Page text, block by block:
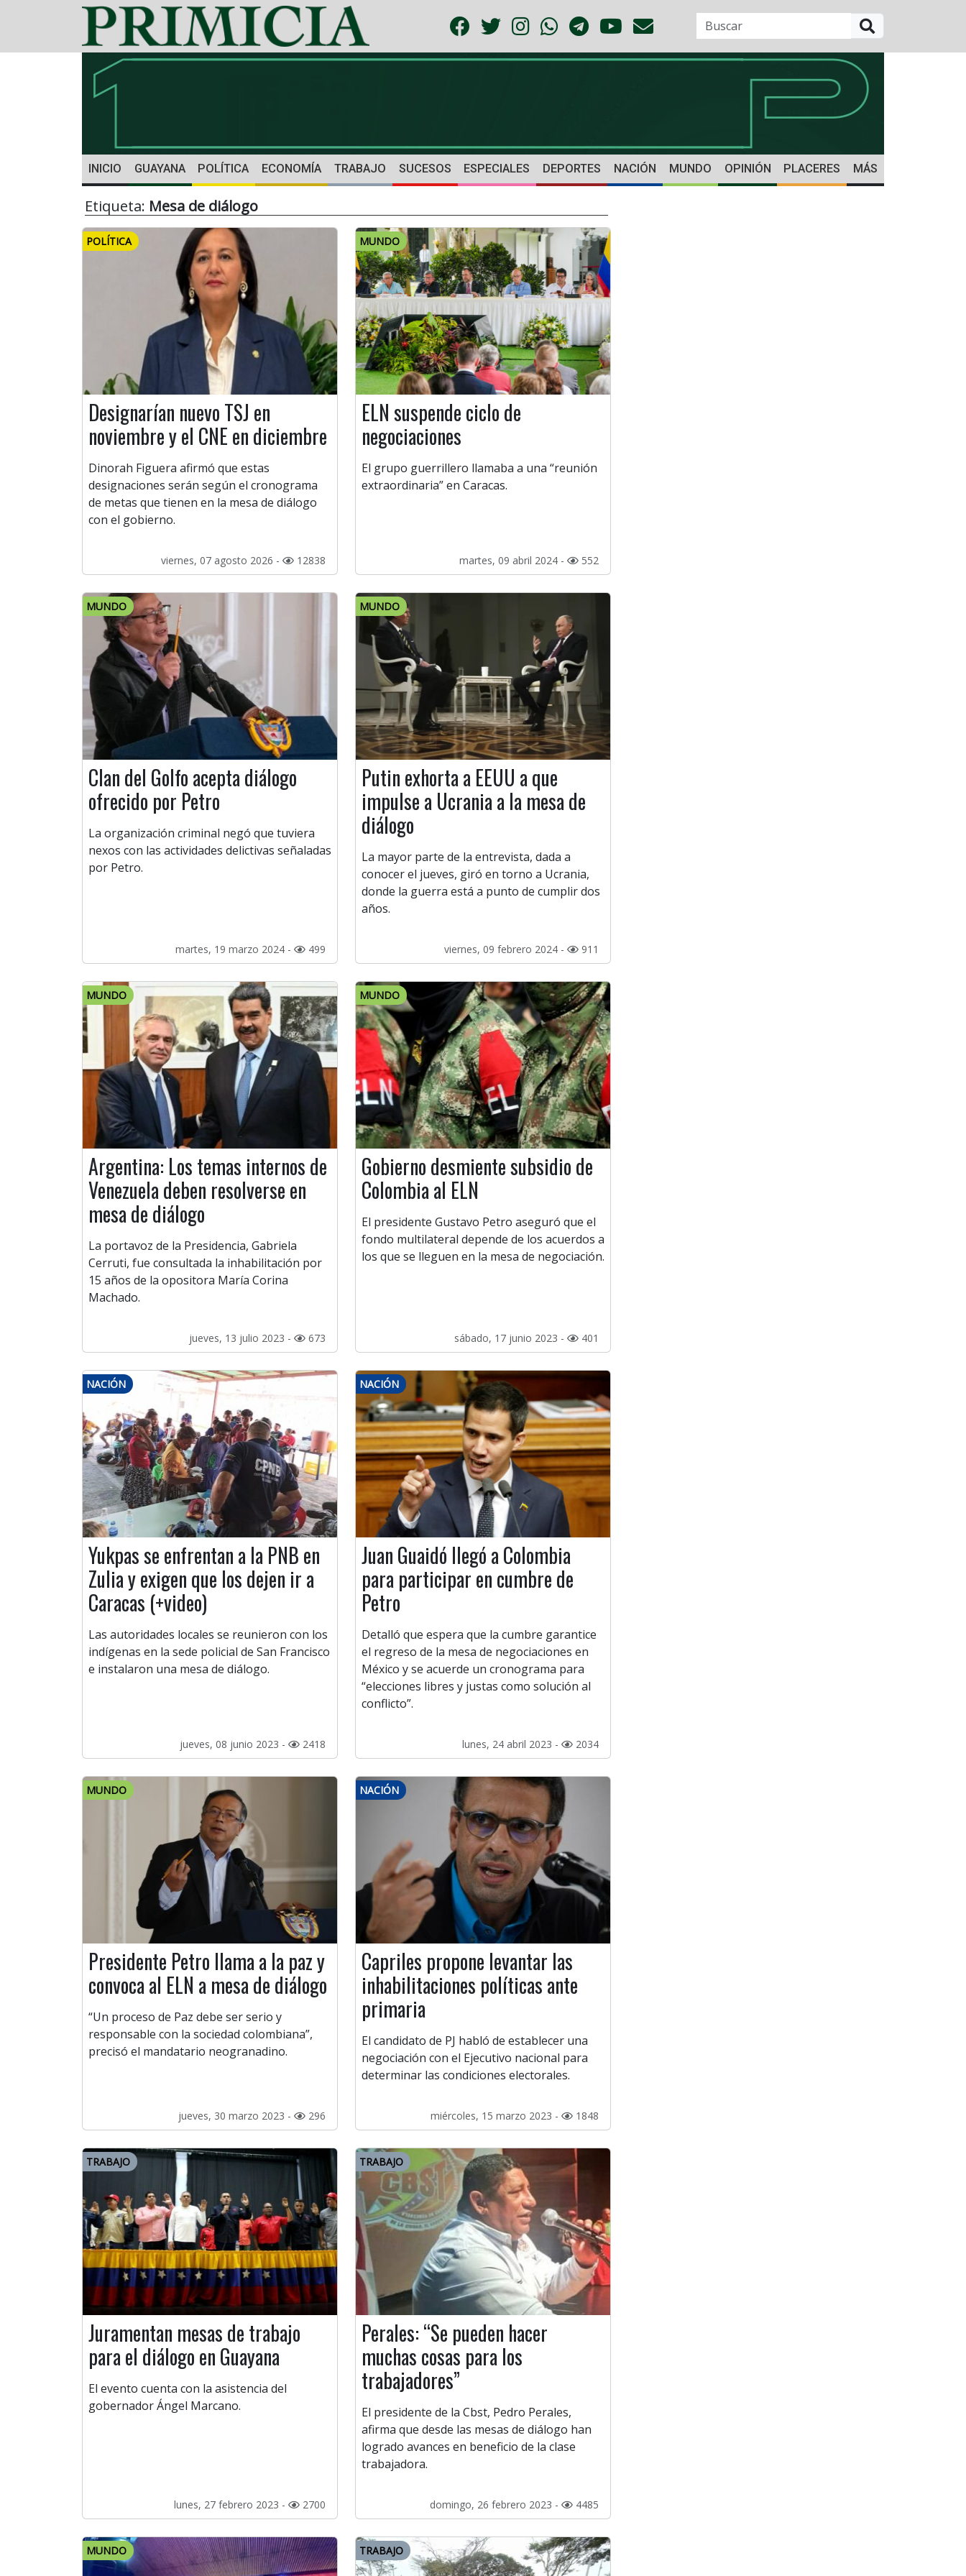
INICIO GUAYANA POLÍTICA ECONOMÍA TRABAJO SUCESOS ESPECIALES DEPORTES NACIÓN MUNDO OPINIÓN PLACERES MÁS
Etiqueta: Mesa de diálogo
POLÍTICA
Designarían nuevo TSJ en
noviembre y el CNE en diciembre
Dinorah Figuera afirmó que estas
designaciones serán según el cronograma
de metas que tienen en la mesa de diálogo
con el gobierno.
viernes, 07 agosto 2026 - 12838
MUNDO
ELN suspende ciclo de
negociaciones
El grupo guerrillero llamaba a una “reunión
extraordinaria” en Caracas.
martes, 09 abril 2024 - 552
MUNDO
Clan del Golfo acepta diálogo
ofrecido por Petro
La organización criminal negó que tuviera
nexos con las actividades delictivas señaladas
por Petro.
martes, 19 marzo 2024 - 499
MUNDO
Putin exhorta a EEUU a que
impulse a Ucrania a la mesa de
diálogo
La mayor parte de la entrevista, dada a
conocer el jueves, giró en torno a Ucrania,
donde la guerra está a punto de cumplir dos
años.
viernes, 09 febrero 2024 - 911
MUNDO
Argentina: Los temas internos de
Venezuela deben resolverse en
mesa de diálogo
La portavoz de la Presidencia, Gabriela
Cerruti, fue consultada la inhabilitación por
15 años de la opositora María Corina
Machado.
jueves, 13 julio 2023 - 673
MUNDO
Gobierno desmiente subsidio de
Colombia al ELN
El presidente Gustavo Petro aseguró que el
fondo multilateral depende de los acuerdos a
los que se lleguen en la mesa de negociación.
sábado, 17 junio 2023 - 401
NACIÓN
Yukpas se enfrentan a la PNB en
Zulia y exigen que los dejen ir a
Caracas (+video)
Las autoridades locales se reunieron con los
indígenas en la sede policial de San Francisco
e instalaron una mesa de diálogo.
jueves, 08 junio 2023 - 2418
NACIÓN
Juan Guaidó llegó a Colombia
para participar en cumbre de
Petro
Detalló que espera que la cumbre garantice
el regreso de la mesa de negociaciones en
México y se acuerde un cronograma para
“elecciones libres y justas como solución al
conflicto”.
lunes, 24 abril 2023 - 2034
MUNDO
Presidente Petro llama a la paz y
convoca al ELN a mesa de diálogo
“Un proceso de Paz debe ser serio y
responsable con la sociedad colombiana”,
precisó el mandatario neogranadino.
jueves, 30 marzo 2023 - 296
NACIÓN
Capriles propone levantar las
inhabilitaciones políticas ante
primaria
El candidato de PJ habló de establecer una
negociación con el Ejecutivo nacional para
determinar las condiciones electorales.
miércoles, 15 marzo 2023 - 1848
TRABAJO
Juramentan mesas de trabajo
para el diálogo en Guayana
El evento cuenta con la asistencia del
gobernador Ángel Marcano.
lunes, 27 febrero 2023 - 2700
TRABAJO
Perales: “Se pueden hacer
muchas cosas para los
trabajadores”
El presidente de la Cbst, Pedro Perales,
afirma que desde las mesas de diálogo han
logrado avances en beneficio de la clase
trabajadora.
domingo, 26 febrero 2023 - 4485
MUNDO TRABAJO